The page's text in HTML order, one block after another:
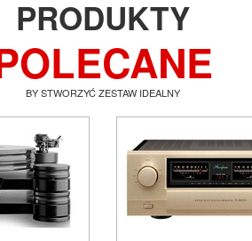
PRODUKTY
BY STWORZYĆ ZESTAW IDEALNY